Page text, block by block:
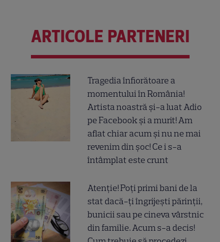
ARTICOLE PARTENERI
Tragedia înfiorătoare a
momentului în România!
Artista noastră și-a luat Adio
pe Facebook și a murit! Am
aflat chiar acum și nu ne mai
revenim din șoc! Ce i s-a
întâmplat este crunt
Atenție! Poți primi bani de la
stat dacă-ți îngrijești părinții,
bunicii sau pe cineva vârstnic
din familie. Acum s-a decis!